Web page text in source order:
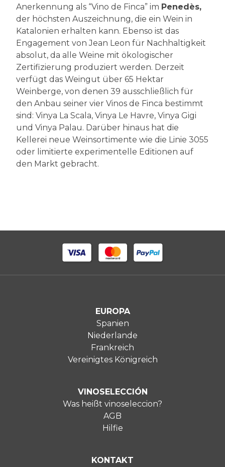
Anerkennung als “Vino de Finca” im Penedès,
der höchsten Auszeichnung, die ein Wein in
Katalonien erhalten kann. Ebenso ist das
Engagement von Jean Leon für Nachhaltigkeit
absolut, da alle Weine mit ökologischer
Zertifizierung produziert werden. Derzeit
verfügt das Weingut über 65 Hektar
Weinberge, von denen 39 ausschließlich für
den Anbau seiner vier Vinos de Finca bestimmt
sind: Vinya La Scala, Vinya Le Havre, Vinya Gigi
und Vinya Palau. Darüber hinaus hat die
Kellerei neue Weinsortimente wie die Linie 3055
oder limitierte experimentelle Editionen auf
den Markt gebracht.
EUROPA
Spanien
Niederlande
Frankreich
Vereinigtes Königreich
VINOSELECCIÓN
Was heißt vinoseleccion?
AGB
Hilfie
KONTAKT